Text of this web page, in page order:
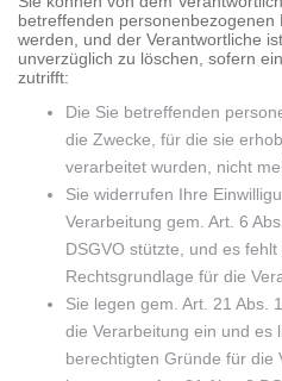
betreffenden
werden, und der Verantwortliche
unverzüglich zu löschen, sofern
zutrifft:
Die Sie betreffenden
die Zwecke, für die sie
verarbeitet wurden, nicht
Sie widerrufen Ihre
Verarbeitung gem. Art. 6
DSGVO stützte, und es
Rechtsgrundlage für die
Sie legen gem. Art. 21 Abs.
die Verarbeitung ein und es
berechtigten Gründe für die